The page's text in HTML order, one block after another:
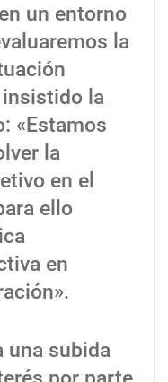
un entorno
la
insistido la
«Estamos
la
en el
ello
en
una subida